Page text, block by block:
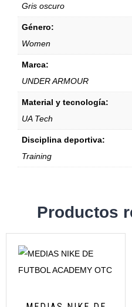
Gris oscuro
Género:
Women
Marca:
UNDER ARMOUR
Material y tecnología:
UA Tech
Disciplina deportiva:
Training
Productos